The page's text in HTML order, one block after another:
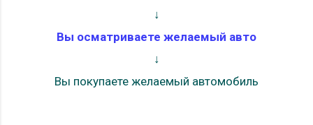
↓
Вы осматриваете желаемый авто
↓
Вы покупаете желаемый автомобиль